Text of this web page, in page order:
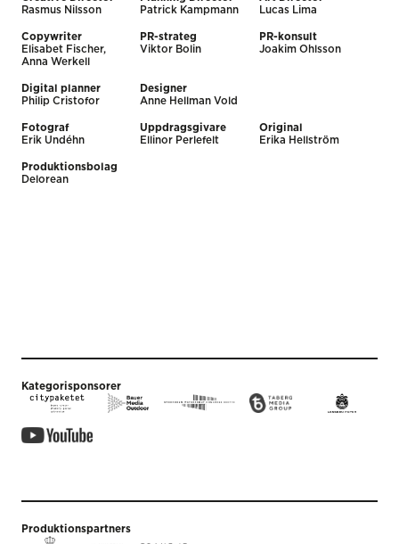
Rasmus Nilsson
Patrick Kampmann
Lucas Lima
Copywriter
Elisabet Fischer,
Anna Werkell
PR-strateg
Viktor Bolin
PR-konsult
Joakim Ohlsson
Digital planner
Philip Cristofor
Designer
Anne Hellman Vold
Fotograf
Erik Undéhn
Uppdragsgivare
Ellinor Perlefelt
Original
Erika Hellström
Produktionsbolag
Delorean
Kategorisponsorer
Produktionspartners